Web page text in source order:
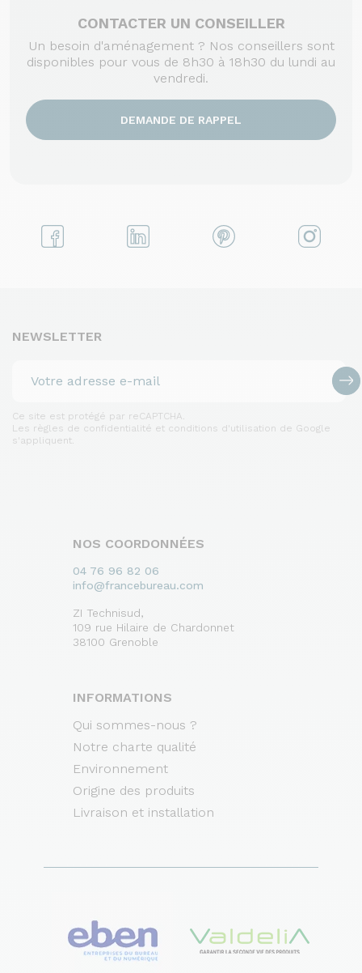
CONTACTER UN CONSEILLER
Un besoin d'aménagement ? Nos conseillers sont
disponibles pour vous de 8h30 à 18h30 du lundi au
vendredi.
DEMANDE DE RAPPEL
NEWSLETTER
Ce site est protégé par reCAPTCHA.
Les règles de confidentialité et conditions d'utilisation de Google
s'appliquent.
NOS COORDONNÉES
04 76 96 82 06
info@francebureau.com
ZI Technisud,
109 rue Hilaire de Chardonnet
38100 Grenoble
INFORMATIONS
Qui sommes-nous ?
Notre charte qualité
Environnement
Origine des produits
Livraison et installation